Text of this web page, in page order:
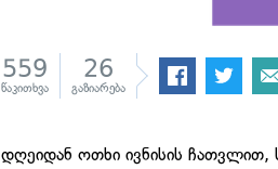
559
წაკითხვა
26
გაზიარება
დღეიდან ოთხი ივნისის